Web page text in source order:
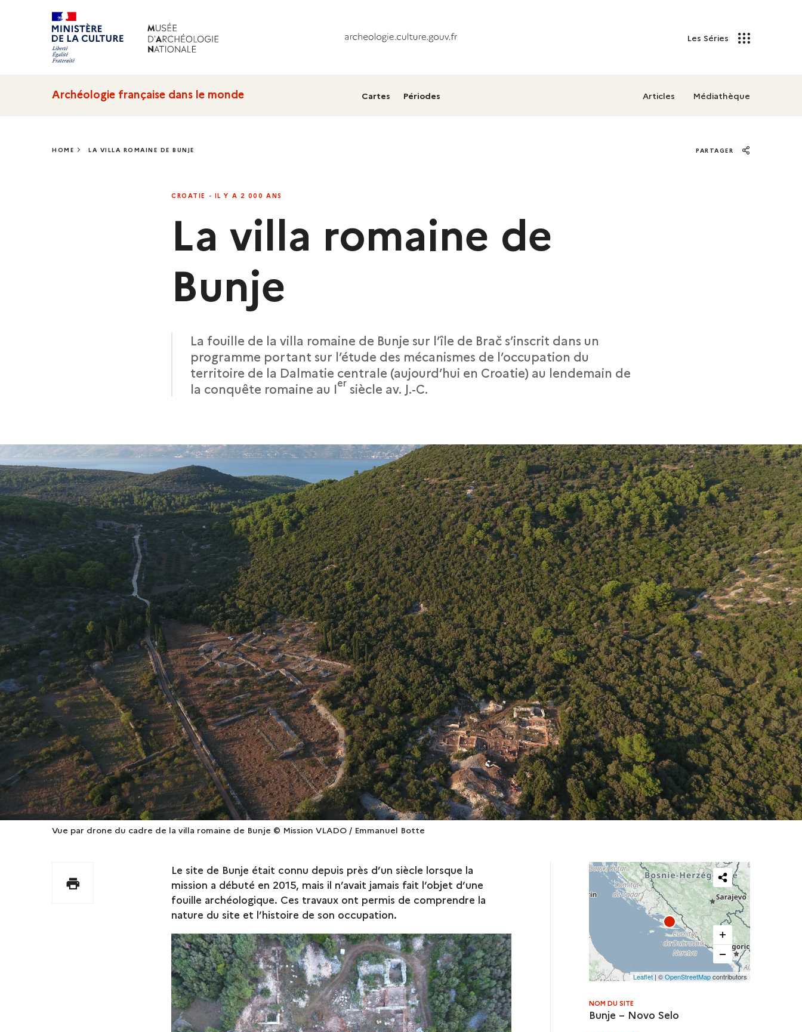
Les Séries
Archéologie française dans le monde Cartes Périodes Articles Médiathèque
CROATIE - IL Y A 2 000 ANS
La villa romaine de
Bunje
La fouille de la villa romaine de Bunje sur l’île de Brač s’inscrit dans un
programme portant sur l’étude des mécanismes de l’occupation du
territoire de la Dalmatie centrale (aujourd’hui en Croatie) au lendemain de
la conquête romaine au Ier siècle av. J.-C.
HOME LA VILLA ROMAINE DE BUNJE PARTAGER
Vue par drone du cadre de la villa romaine de Bunje © Mission VLADO / Emmanuel Botte
Le site de Bunje était connu depuis près d’un siècle lorsque la
mission a débuté en 2015, mais il n’avait jamais fait l’objet d’une
fouille archéologique. Ces travaux ont permis de comprendre la
nature du site et l’histoire de son occupation.
Partager
cette
carte
Leaflet| ©OpenStreetMapcontributors
NOM DU SITE
Bunje – Novo Selo